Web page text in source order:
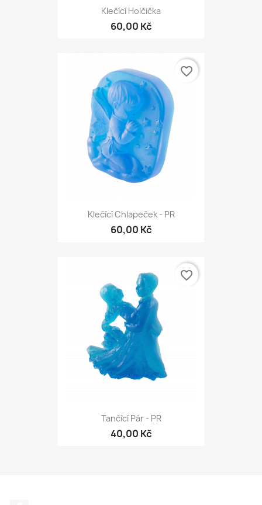
Klečící Holčička
60,00 Kč
Klečící Chlapeček - PR
60,00 Kč
favorite_border
Tančící Pár - PR
40,00 Kč
favorite_border